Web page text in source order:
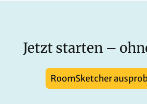
Jetzt starten –
RoomSketcher